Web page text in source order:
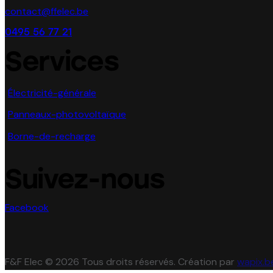
contact@ffelec.be
0495 56 77 21
Électricité-générale
Panneaux-photovoltaïque
Borne-de-recharge
Facebook
F&F Elec © 2026 Tous droits réservés. Création par